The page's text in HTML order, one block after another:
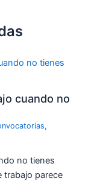
cuando no
,
no tienes
trabajo parece